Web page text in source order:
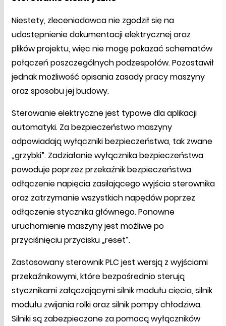
Niestety, zleceniodawca nie zgodził się na
udostępnienie dokumentacji elektrycznej oraz
plików projektu, więc nie mogę pokazać schematów
połączeń poszczególnych podzespołów. Pozostawił
jednak możliwość opisania zasady pracy maszyny
oraz sposobu jej budowy.
Sterowanie elektryczne jest typowe dla aplikacji
automatyki. Za bezpieczeństwo maszyny
odpowiadają wyłączniki bezpieczeństwa, tak zwane
„grzybki”. Zadziałanie wyłącznika bezpieczeństwa
powoduje poprzez przekaźnik bezpieczeństwa
odłączenie napięcia zasilającego wyjścia sterownika
oraz zatrzymanie wszystkich napędów poprzez
odłączenie stycznika głównego. Ponowne
uruchomienie maszyny jest możliwe po
przyciśnięciu przycisku „reset”.
Zastosowany sterownik PLC jest wersją z wyjściami
przekaźnikowymi, które bezpośrednio sterują
stycznikami załączającymi silnik modułu cięcia, silnik
modułu zwijania rolki oraz silnik pompy chłodziwa.
Silniki są zabezpieczone za pomocą wyłączników